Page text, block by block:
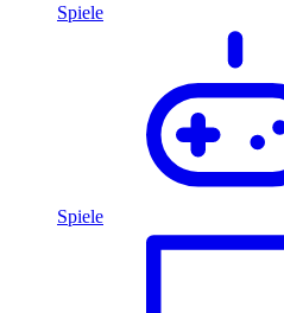
Spiele
Spiele